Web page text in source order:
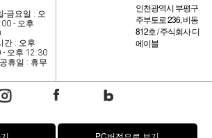
-금요일 : 오
- 오후
간 : 오후
- 오후 12:30
휴일 : 휴무
인천광역시 부평구
주부토로 236, 비동
812호 / 주식회사 디
에이블
PC버전으로 보기